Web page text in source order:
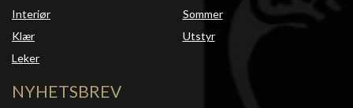
Interiør
Klær
Leker
Sommer
Utstyr
NYHETSBREV